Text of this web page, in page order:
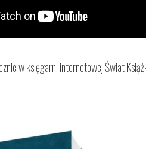
w księgarni internetowej Świat